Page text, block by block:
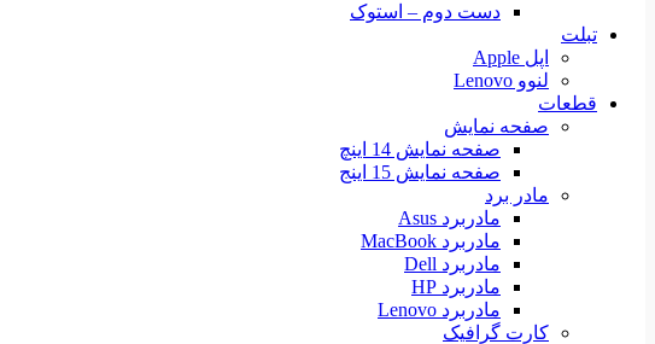
دست دوم – استوک
تبلت
اپل Apple
لنوو Lenovo
قطعات
صفحه نمایش
صفحه نمایش 14 اینچ
صفحه نمایش 15 اینج
مادر برد
مادربرد Asus
مادربرد MacBook
مادربرد Dell
مادربرد HP
مادربرد Lenovo
کارت گرافیک